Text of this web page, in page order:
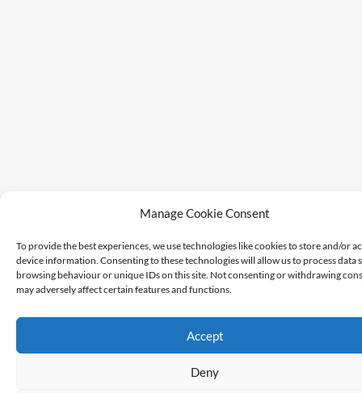
Manage Cookie Consent
To provide the best experiences, we use technologies like cookies to store and/or
device information. Consenting to these technologies will allow us to process data
browsing behaviour or unique IDs on this site. Not consenting or withdrawing
may adversely affect certain features and functions.
Accept
Deny